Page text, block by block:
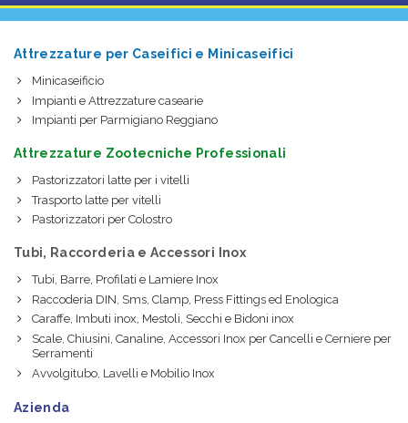
Attrezzature per Caseifici e Minicaseifici
Minicaseificio
Impianti e Attrezzature casearie
Impianti per Parmigiano Reggiano
Attrezzature Zootecniche Professionali
Pastorizzatori latte per i vitelli
Trasporto latte per vitelli
Pastorizzatori per Colostro
Tubi, Raccorderia e Accessori Inox
Tubi, Barre, Profilati e Lamiere Inox
Raccoderia DIN, Sms, Clamp, Press Fittings ed Enologica
Caraffe, Imbuti inox, Mestoli, Secchi e Bidoni inox
Scale, Chiusini, Canaline, Accessori Inox per Cancelli e Cerniere per
Serramenti
Avvolgitubo, Lavelli e Mobilio Inox
Azienda